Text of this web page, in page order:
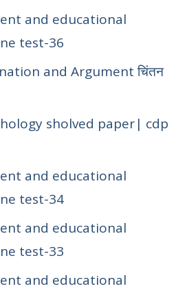
and educational
test-36
and Argument चिंतन
sholved paper| cdp
and educational
test-34
and educational
test-33
and educational